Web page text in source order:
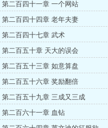
第二百四十一章 一个网站
第二百四十四章 老年夫妻
第二百四十七章 武术
第二百五十章 天大的误会
第二百五十三章 如意算盘
第二百五十六章 奖励翻倍
第二百五十九章 三成又三成
第二百六十一章 血钻